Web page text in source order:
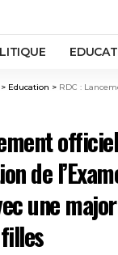
> Education > RDC : Lancement officiel de la 59ème
de
une